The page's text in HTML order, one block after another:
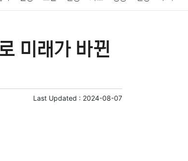
산 외국어 교육 교통 생활
미래가 바뀐
Last Updated : 2024-08-07